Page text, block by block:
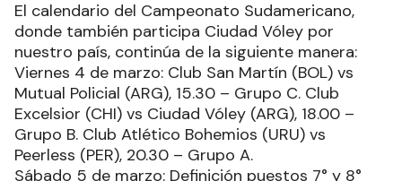
El calendario del Campeonato Sudamericano,
donde también participa Ciudad Vóley por
nuestro país, continúa de la siguiente manera:
Viernes 4 de marzo: Club San Martín (BOL) vs
Mutual Policial (ARG), 15.30 – Grupo C. Club
Excelsior (CHI) vs Ciudad Vóley (ARG), 18.00 –
Grupo B. Club Atlético Bohemios (URU) vs
Peerless (PER), 20.30 – Grupo A.
Sábado 5 de marzo: Definición puestos 7° y 8°